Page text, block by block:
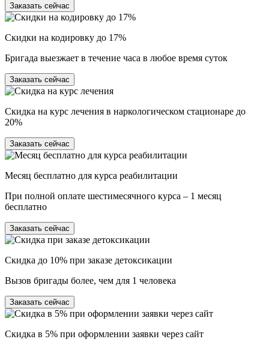
Заказать сейчас
Скидки на кодировку до 17%
Бригада выезжает в течение часа в любое время суток
Заказать сейчас
Скидка на курс лечения в наркологическом стационаре до
20%
Заказать сейчас
Месяц бесплатно для курса реабилитации
При полной оплате шестимесячного курса – 1 месяц
бесплатно
Заказать сейчас
Скидка до 10% при заказе детоксикации
Вызов бригады более, чем для 1 человека
Заказать сейчас
Скидка в 5% при оформлении заявки через сайт